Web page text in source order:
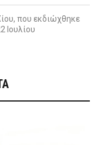
που εκδιώχθηκε
Ιουλίου